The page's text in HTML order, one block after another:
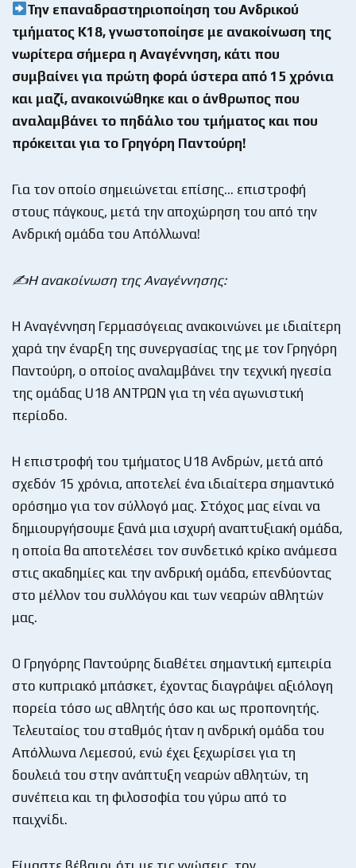
Την επαναδραστηριοποίηση του Ανδρικού
τμήματος Κ18, γνωστοποίησε με ανακοίνωση της
νωρίτερα σήμερα η Αναγέννηση, κάτι που
συμβαίνει για πρώτη φορά ύστερα από 15 χρόνια
και μαζί, ανακοινώθηκε και ο άνθρωπος που
αναλαμβάνει το πηδάλιο του τμήματος και που
πρόκειται για το Γρηγόρη Παντούρη!
Για τον οποίο σημειώνεται επίσης… επιστροφή
στους πάγκους, μετά την αποχώρηση του από την
Ανδρική ομάδα του Απόλλωνα!
✍️Η ανακοίνωση της Αναγέννησης:
Η Αναγέννηση Γερμασόγειας ανακοινώνει με ιδιαίτερη
χαρά την έναρξη της συνεργασίας της με τον Γρηγόρη
Παντούρη, ο οποίος αναλαμβάνει την τεχνική ηγεσία
της ομάδας U18 ΑΝΤΡΩΝ για τη νέα αγωνιστική
περίοδο.
Η επιστροφή του τμήματος U18 Ανδρών, μετά από
σχεδόν 15 χρόνια, αποτελεί ένα ιδιαίτερα σημαντικό
ορόσημο για τον σύλλογό μας. Στόχος μας είναι να
δημιουργήσουμε ξανά μια ισχυρή αναπτυξιακή ομάδα,
η οποία θα αποτελέσει τον συνδετικό κρίκο ανάμεσα
στις ακαδημίες και την ανδρική ομάδα, επενδύοντας
στο μέλλον του συλλόγου και των νεαρών αθλητών
μας.
Ο Γρηγόρης Παντούρης διαθέτει σημαντική εμπειρία
στο κυπριακό μπάσκετ, έχοντας διαγράψει αξιόλογη
πορεία τόσο ως αθλητής όσο και ως προπονητής.
Τελευταίος του σταθμός ήταν η ανδρική ομάδα του
Απόλλωνα Λεμεσού, ενώ έχει ξεχωρίσει για τη
δουλειά του στην ανάπτυξη νεαρών αθλητών, τη
συνέπεια και τη φιλοσοφία του γύρω από το
παιχνίδι.